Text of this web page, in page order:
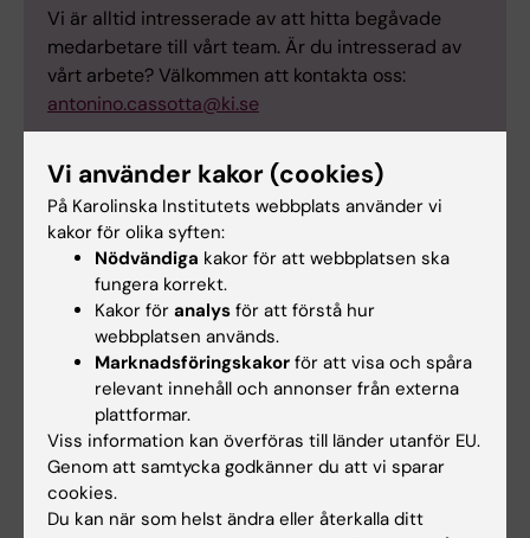
Vi är alltid intresserade av att hitta begåvade
medarbetare till vårt team. Är du intresserad av
vårt arbete? Välkommen att kontakta oss:
antonino.cassotta@ki.se
Relaterat
Centrum för hematologi och regenerativ medicin
(HERM)
Center for Cellular Cancer Therapy (C3T)
Forskningsområden:
Vi använder kakor (cookies)
På Karolinska Institutets webbplats använder vi
kakor för olika syften:
Nödvändiga kakor för att webbplatsen ska
fungera korrekt.
Kakor för analys för att förstå hur
webbplatsen används.
Marknadsföringskakor för att visa och spåra
relevant innehåll och annonser från externa
plattformar.
Viss information kan överföras till länder utanför EU.
Genom att samtycka godkänner du att vi sparar
cookies.
Du kan när som helst ändra eller återkalla ditt